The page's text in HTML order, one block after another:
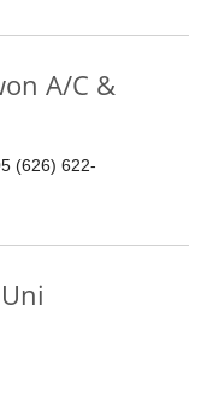
A/C &
(626) 622-